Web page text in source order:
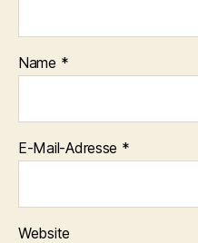
Name *
E-Mail-Adresse *
Website